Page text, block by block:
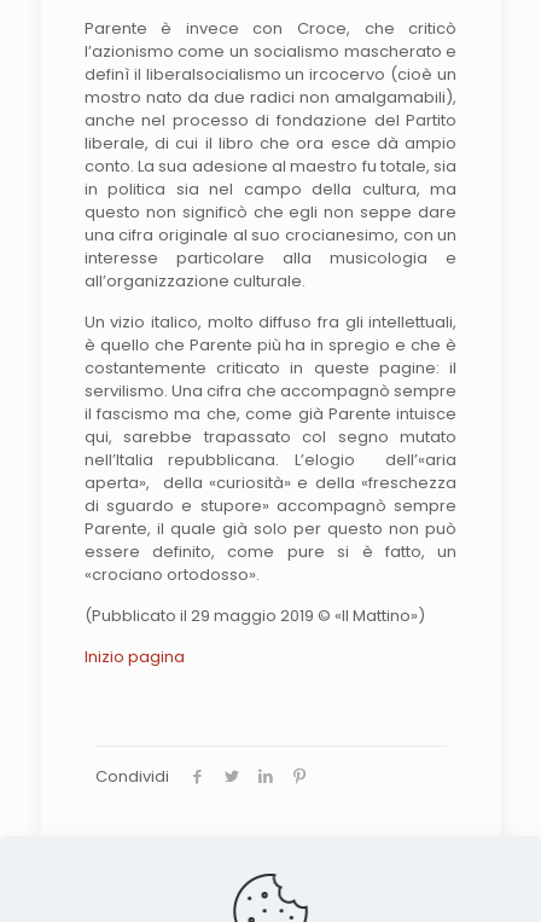
Parente è invece con Croce, che criticò
l’azionismo come un socialismo mascherato e
definì il liberalsocialismo un ircocervo (cioè un
mostro nato da due radici non amalgamabili),
anche nel processo di fondazione del Partito
liberale, di cui il libro che ora esce dà ampio
conto. La sua adesione al maestro fu totale, sia
in politica sia nel campo della cultura, ma
questo non significò che egli non seppe dare
una cifra originale al suo crocianesimo, con un
interesse particolare alla musicologia e
all’organizzazione culturale.
Un vizio italico, molto diffuso fra gli intellettuali,
è quello che Parente più ha in spregio e che è
costantemente criticato in queste pagine: il
servilismo. Una cifra che accompagnò sempre
il fascismo ma che, come già Parente intuisce
qui, sarebbe trapassato col segno mutato
nell’Italia repubblicana. L’elogio dell’«aria
aperta», della «curiosità» e della «freschezza
di sguardo e stupore» accompagnò sempre
Parente, il quale già solo per questo non può
essere definito, come pure si è fatto, un
«crociano ortodosso».
(Pubblicato il 29 maggio 2019 © «Il Mattino»)
Inizio pagina
Condividi